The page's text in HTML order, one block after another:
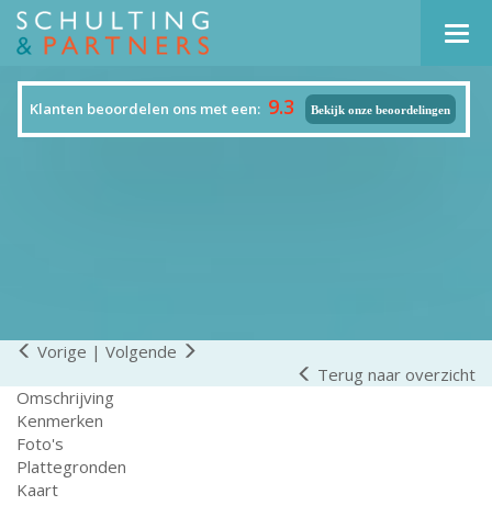
Klanten beoordelen ons met een: 9.3 Bekijk onze beoordelingen
Vorige | Volgende
Terug naar overzicht
Omschrijving
Kenmerken
Foto's
Plattegronden
Kaart